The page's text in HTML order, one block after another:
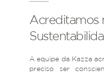
Acreditamos
A equipe da Kazza
preciso ser